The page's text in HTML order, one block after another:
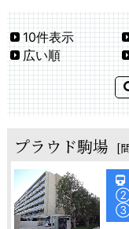
10件表示
広い順
プラウド駒場 [